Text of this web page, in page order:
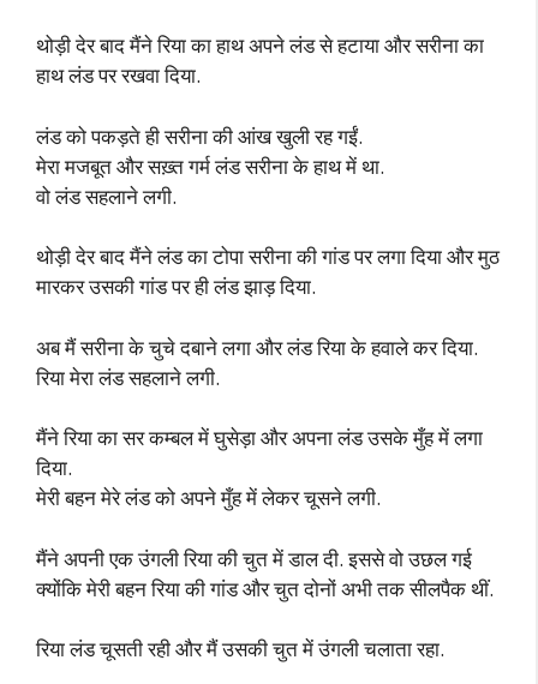
थोड़ी देर बाद मैंने रिया का हाथ अपने लंड से हटाया और सरीना का
हाथ लंड पर रखवा दिया.
लंड को पकड़ते ही सरीना की आंख खुली रह गईं.
मेरा मजबूत और सख़्त गर्म लंड सरीना के हाथ में था.
वो लंड सहलाने लगी.
थोड़ी देर बाद मैंने लंड का टोपा सरीना की गांड पर लगा दिया और मुठ
मारकर उसकी गांड पर ही लंड झाड़ दिया.
अब मैं सरीना के चुचे दबाने लगा और लंड रिया के हवाले कर दिया.
रिया मेरा लंड सहलाने लगी.
मैंने रिया का सर कम्बल में घुसेड़ा और अपना लंड उसके मुँह में लगा
दिया.
मेरी बहन मेरे लंड को अपने मुँह में लेकर चूसने लगी.
मैंने अपनी एक उंगली रिया की चुत में डाल दी. इससे वो उछल गई
क्योंकि मेरी बहन रिया की गांड और चुत दोनों अभी तक सीलपैक थीं.
रिया लंड चूसती रही और मैं उसकी चुत में उंगली चलाता रहा.